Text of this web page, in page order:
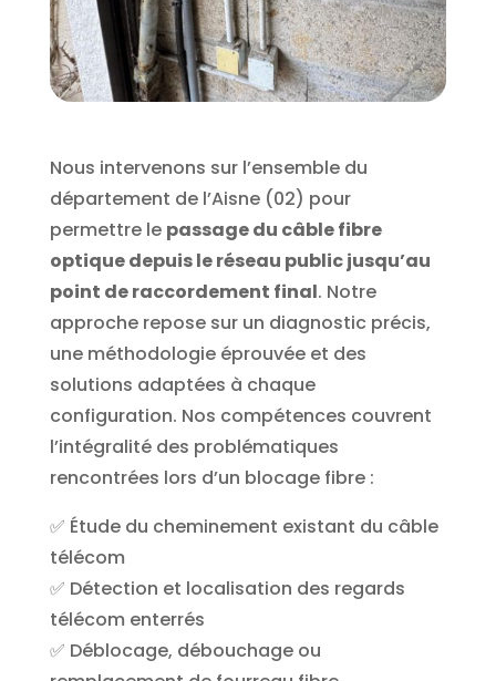
Nous intervenons sur l’ensemble du
département de l’Aisne (02) pour
permettre le passage du câble fibre
optique depuis le réseau public jusqu’au
point de raccordement final. Notre
approche repose sur un diagnostic précis,
une méthodologie éprouvée et des
solutions adaptées à chaque
configuration. Nos compétences couvrent
l’intégralité des problématiques
rencontrées lors d’un blocage fibre :
✅ Étude du cheminement existant du câble
télécom
✅ Détection et localisation des regards
télécom enterrés
✅ Déblocage, débouchage ou